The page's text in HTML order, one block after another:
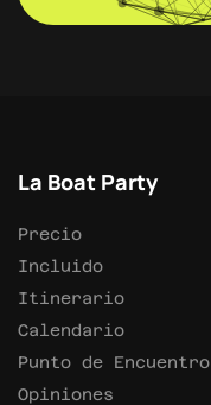
La Boat Party
Precio
Incluido
Itinerario
Calendario
Punto de Encuentro
Opiniones